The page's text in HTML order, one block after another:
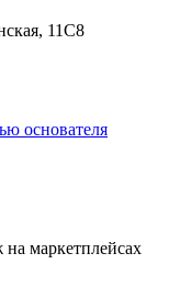
11С8
основателя
маркетплейсах